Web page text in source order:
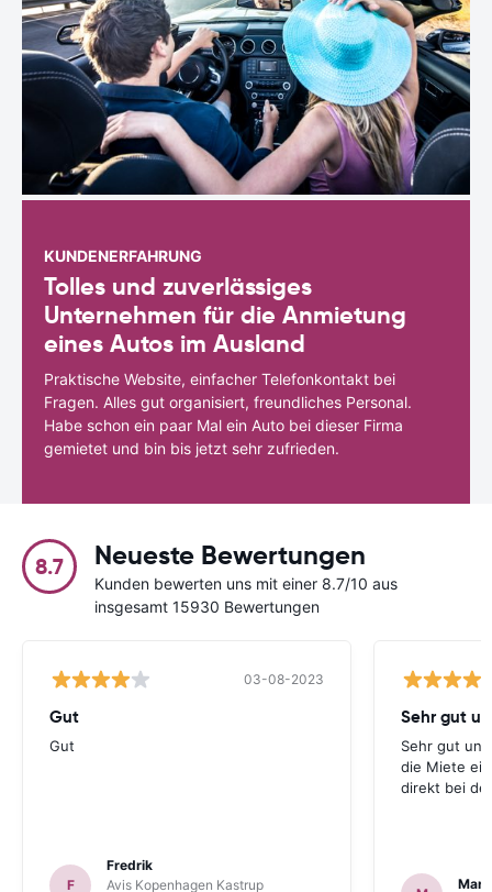
KUNDENERFAHRUNG
Tolles und zuverlässiges
Unternehmen für die Anmietung
eines Autos im Ausland
Praktische Website, einfacher Telefonkontakt bei
Fragen. Alles gut organisiert, freundliches Personal.
Habe schon ein paar Mal ein Auto bei dieser Firma
gemietet und bin bis jetzt sehr zufrieden.
8.7 Neueste Bewertungen
Kunden bewerten uns mit einer 8.7/10 aus
insgesamt 15930 Bewertungen
03-08-2023
Gut
Gut
F
Fredrik
Avis Kopenhagen Kastrup
Sehr gut
die Miete
direkt bei